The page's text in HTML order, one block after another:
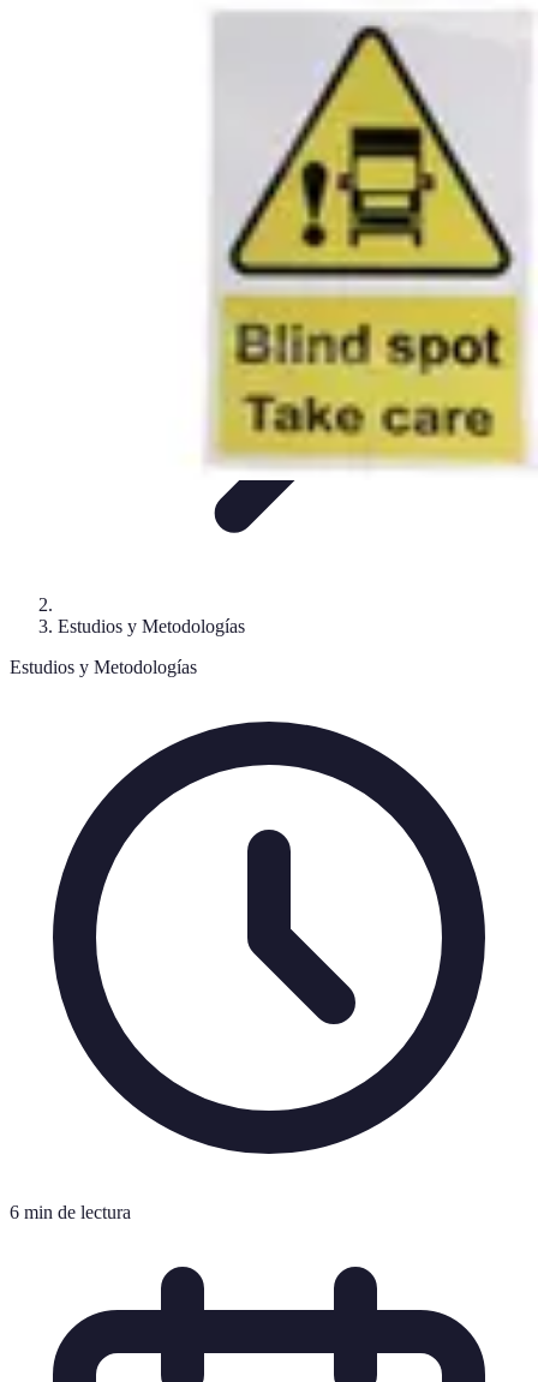
ComparativasPlataformas
Estudios y Metodologías
Estudios y Metodologías
6 min de lectura